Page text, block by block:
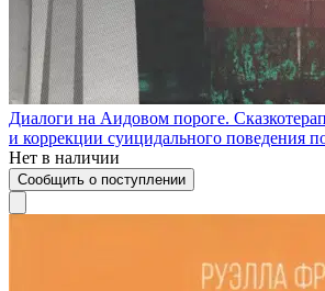
Диалоги на Аидовом пороге.
и коррекции суицидального поведения
Нет в наличии
Сообщить о поступлении